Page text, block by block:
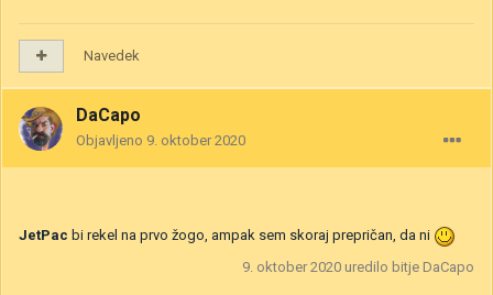
Navedek
DaCapo
Objavljeno 9. oktober 2020
JetPac bi rekel na prvo žogo, ampak sem skoraj prepričan, da ni
9. oktober 2020 uredilo bitje DaCapo